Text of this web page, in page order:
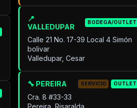
📍
VALLEDUPAR
BODEGA/OUTLET
Calle 21 No. 17-39 Local 4 Simón
bolivar
Valledupar, Cesar
🔧 PEREIRA SERVICIO OUTLET
Cra. 8 #33-33
Pereira, Risaralda